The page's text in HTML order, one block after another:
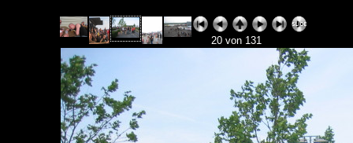
20 von 131